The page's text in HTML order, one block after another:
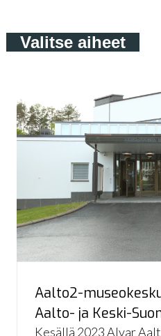
Valitse aiheet
Aalto2-
Aalto- ja Keski-
Kesällä 2023 Alvar